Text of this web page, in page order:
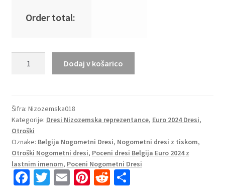
Order total:
kompleti
Nizozemska
Gostujoči
Euro
2024
Matthijs
de
Dodaj v košarico
Šifra: Nizozemska018
Kategorije: Dresi Nizozemska reprezentance, Euro 2024 Dresi,
Otroški
Oznake: Belgija Nogometni Dresi, Nogometni dresi z tiskom,
Otroški Nogometni dresi, Poceni dresi Belgija Euro 2024 z
lastnim imenom, Poceni Nogometni Dresi
Fa T E Pi R S